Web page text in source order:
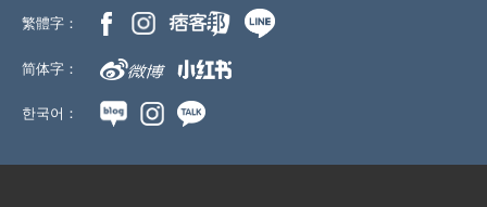
繁體字：
简体字：
한국어：